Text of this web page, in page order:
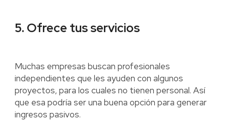
5. Ofrece tus servicios
Muchas empresas buscan profesionales
independientes que les ayuden con algunos
proyectos, para los cuales no tienen personal. Así
que esa podría ser una buena opción para generar
ingresos pasivos.